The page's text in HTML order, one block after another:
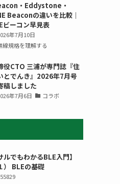
・Eddystone・
Beaconの違いを比較｜
ビーコン早見表
年7月10日
線規格を理解する
役CTO 三浦が専門誌『住
とでんき』2026年7月号
稿しました
年7月6日 コラボ
ルでもわかるBLE入門】
） BLEの基礎